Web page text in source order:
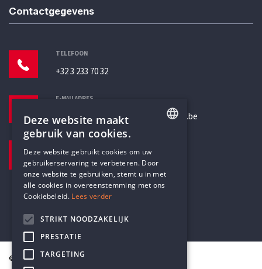
Contactgegevens
TELEFOON
+32 3 233 70 32
E-MAILADRES
secretariaat@humanistischverbond.be
Pottenbrug 4
Antwerpen, 2000
© Humanistisch Verbond 2026
DUTCH
Deze website maakt
gebruik van cookies.
Deze website gebruikt cookies om uw
gebruikerservaring te verbeteren. Door
onze website te gebruiken, stemt u in met
alle cookies in overeenstemming met ons
Cookiebeleid. Lees verder
STRIKT NOODZAKELIJK
PRESTATIE
TARGETING